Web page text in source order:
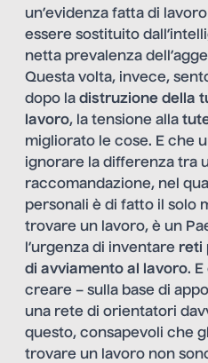
un’evidenza fatta di
essere sostituito
netta prevalenza
Questa volta, invece,
dopo la distruzione della
lavoro, la tensione alla
migliorato le cose. E che
ignorare la differenza tra
raccomandazione, nel
personali è di fatto il solo
trovare un lavoro, è un
l’urgenza di inventare reti
di avviamento al lavoro.
creare – sulla base di
una rete di orientatori
questo, consapevoli che
trovare un lavoro non